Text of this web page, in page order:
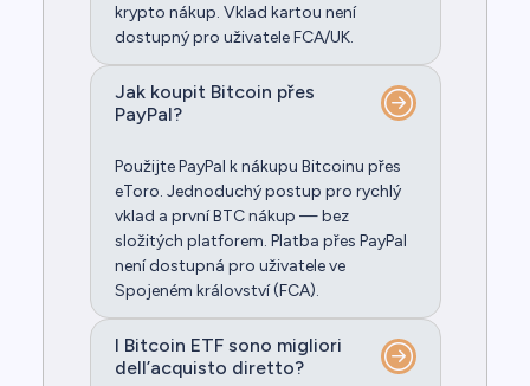
krypto nákup. Vklad kartou není
dostupný pro uživatele FCA/UK.
Jak koupit Bitcoin přes
PayPal?
Použijte PayPal k nákupu Bitcoinu přes
eToro. Jednoduchý postup pro rychlý
vklad a první BTC nákup — bez
složitých platforem. Platba přes PayPal
není dostupná pro uživatele ve
Spojeném království (FCA).
I Bitcoin ETF sono migliori
dell’acquisto diretto?